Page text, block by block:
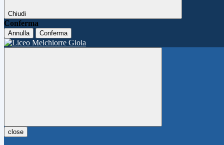
Chiudi
Conferma
Annulla Conferma
close